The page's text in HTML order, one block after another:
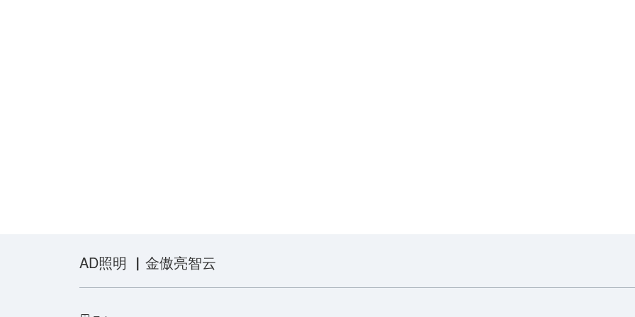
AD照明 ▏金傲亮智云